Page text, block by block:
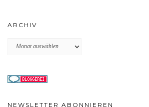
ARCHIV
Archiv
NEWSLETTER ABONNIEREN